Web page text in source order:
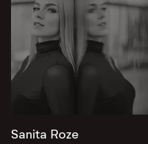
Sanita Roze